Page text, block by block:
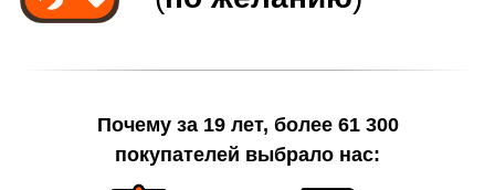
Почему за 19 лет, более 61 300
покупателей выбрало нас: